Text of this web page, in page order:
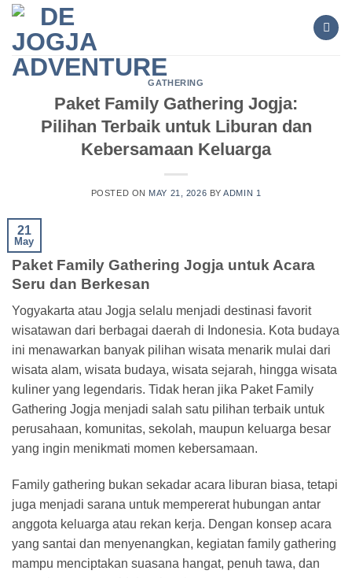
Skip
content
GATHERING
Paket Family Gathering Jogja:
Pilihan Terbaik untuk Liburan dan
Kebersamaan Keluarga
POSTED ON MAY 21, 2026 BYADMIN 1
21
May
Paket Family Gathering Jogja untuk Acara
Seru dan Berkesan
Yogyakarta atau Jogja selalu menjadi destinasi favorit
wisatawan dari berbagai daerah di Indonesia. Kota budaya
ini menawarkan banyak pilihan wisata menarik mulai dari
wisata alam, wisata budaya, wisata sejarah, hingga wisata
kuliner yang legendaris. Tidak heran jika Paket Family
Gathering Jogja menjadi salah satu pilihan terbaik untuk
perusahaan, komunitas, sekolah, maupun keluarga besar
yang ingin menikmati momen kebersamaan.
Family gathering bukan sekadar acara liburan biasa, tetapi
juga menjadi sarana untuk mempererat hubungan antar
anggota keluarga atau rekan kerja. Dengan konsep acara
yang santai dan menyenangkan, kegiatan family gathering
mampu menciptakan suasana hangat, penuh tawa, dan